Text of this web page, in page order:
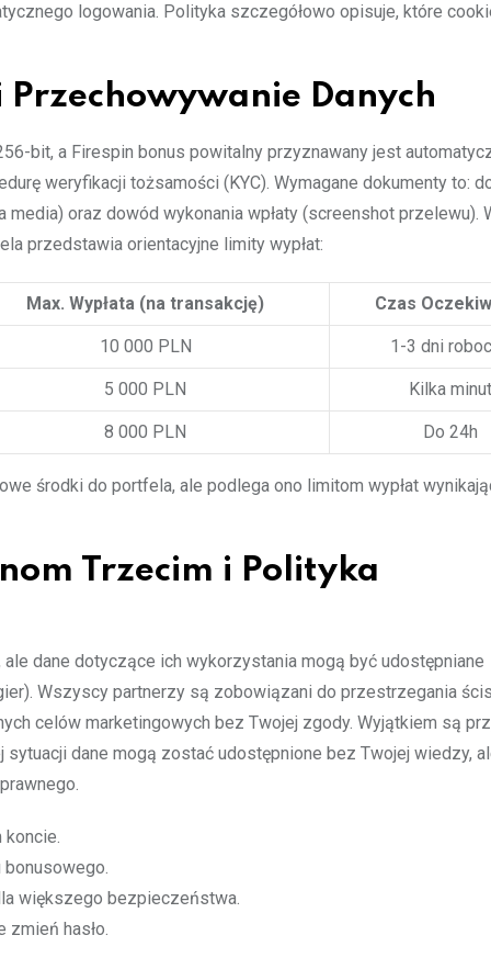
logowania. Polityka szczegółowo opisuje, które
Przechowywanie Danych
bit, a Firespin bonus powitalny przyznawany jest
weryfikacji tożsamości (KYC). Wymagane dokumenty to:
oraz dowód wykonania wpłaty (screenshot przelewu).
przedstawia orientacyjne limity wypłat:
Max. Wypłata (na transakcję) Czas
10 000 PLN 1-3 dni
5 000 PLN Kilka minut
8 000 PLN Do 24h
środki do portfela, ale podlega ono limitom wypłat
Trzecim i Polityka
dane dotyczące ich wykorzystania mogą być udostępniane
Wszyscy partnerzy są zobowiązani do przestrzegania
celów marketingowych bez Twojej zgody. Wyjątkiem są
sytuacji dane mogą zostać udostępnione bez Twojej wiedzy,
koncie.
większego bezpieczeństwa.
zmień hasło.